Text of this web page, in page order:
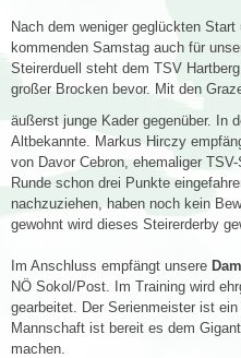
Nach dem weniger geglückten
kommenden Samstag auch für
Steirerduell steht dem TSV
großer Brocken bevor. Mit den
äußerst junge Kader gegenüber. In
Altbekannte. Markus Hirczy
von Davor Cebron, ehemaliger
Runde schon drei Punkte
nachzuziehen, haben noch kein
gewohnt wird dieses Steirerderby
Im Anschluss empfängt unsere
NÖ Sokol/Post. Im Training wird
gearbeitet. Der Serienmeister ist
Mannschaft ist bereit es dem
machen.